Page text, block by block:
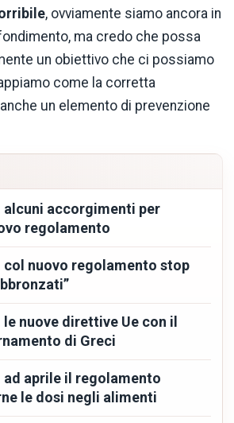
, ovviamente siamo ancora in
ma credo che possa
un obiettivo che ci possiamo
come la corretta
un elemento di prevenzione
accorgimenti per
regolamento
nuovo regolamento stop
nuove direttive Ue con il
di Greci
aprile il regolamento
le dosi negli alimenti